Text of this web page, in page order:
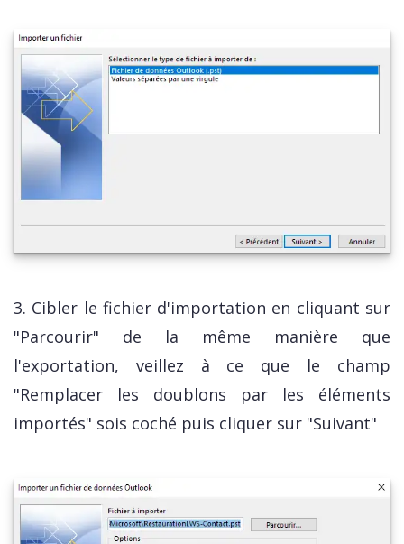
3. Cibler le fichier d'importation en cliquant sur
"Parcourir" de la même manière que
l'exportation, veillez à ce que le champ
"Remplacer les doublons par les éléments
importés" sois coché puis cliquer sur "Suivant"